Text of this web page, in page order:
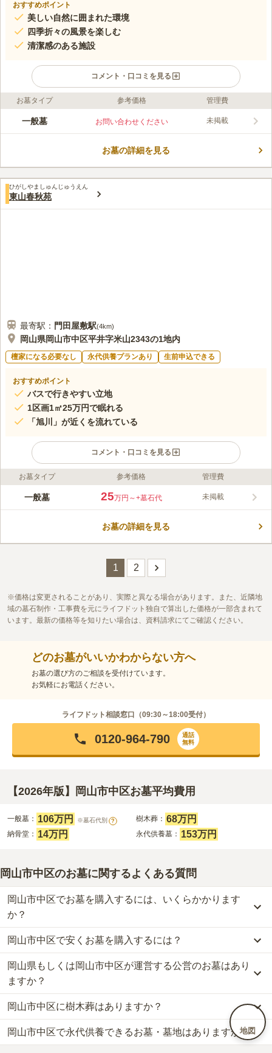
地図
おすすめポイント
美しい自然に囲まれた環境
四季折々の風景を楽しむ
清潔感のある施設
コメント・口コミを見る
口コミ評価
この霊園はまだ誰からも評価されていません。
お墓タイプ 参考価格 管理費
一般墓 お問い合わせください 未掲載
お墓の詳細を見る
ひがしやましゅんじゅうえん
東山春秋苑
最寄駅： 門田屋敷駅(4km)
岡山県岡山市中区平井字米山2343の1地内
檀家になる必要なし 永代供養プランあり 生前申込できる
おすすめポイント
バスで行きやすい立地
1区画1㎡25万円で眠れる
「旭川」が近くを流れている
コメント・口コミを見る
ライフドット編集部のコメント
国道2号線から住宅街に入った場所にあり、アクセスが良いので
墓石を建てられるので、納得のいく形で永遠に眠ることができま
2.8 口コミ
れととても静かであまり人がいないのでゆっくりとお話しする時間があり
ます。
口コミの続きを読む
お墓タイプ 参考価格 管理費
一般墓 25万円～+墓石代 未掲載
お墓の詳細を見る
1 2
価格は変更されることがあり、実際と異なる場合があります。また、近隣地
域の墓石制作・工事費を元にライフドット独自で算出した価格が一部含まれて
います。最新の価格等を知りたい場合は、資料請求にてご確認ください。
どのお墓がいいかわからない方へ
お墓の選び方のご相談を受付けています。
お気軽にお電話ください。
ライフドット相談窓口（09:30～18:00受付）
0120-964-790
通話
無料
【2026年版】岡山市中区お墓平均費用
一般墓： 106万円 ※墓石代別 ? 樹木葬： 68万円
納骨堂： 14万円 永代供養墓： 153万円
岡山市中区のお墓に関するよくある質問
岡山市中区でお墓を購入するには、いくらかかります
か？
岡山市中区での購入費用の目安は、一般墓が約271万円、樹木葬が
約68万円、納骨堂が約14万円、永代供養墓が約153万円です。
一般墓を建てる場合は、「永代使用料（土地代）」と「墓石代」の
2つが主な費用となります。
岡山市中区の一般墓の永代使用料の平均は106万円で、墓石代は岡
山県の平均164.8万円です。いずれも区画の広さや墓石の大きさ・
素材によって変わります。
樹木葬・納骨堂・永代供養墓は、基本的に墓石代がかからず、永代
岡山市中区で安くお墓を購入するには？
岡山市中区で一番安価なお墓は、今谷浄心苑の納骨堂で、8万円
らお求めいただけます。
一般的に最も費用を抑えられるのは、他の方のご遺骨と一緒に埋葬
する「合祀墓（ごうしぼ）」と呼ばれるタイプです。個別のお墓に
比べて省スペースで管理の手間がかからないため、費用が安く設定
されています。
価格の目安は、1名あたり5万円〜30万円程度です。
岡山県もしくは岡山市中区が運営する公営のお墓はあり
ますか？
岡山市中区には、岡山県もしくは岡山市中区
が運営する公営の霊園
が8件あります。
岡山市営 網浜墓地（東山墓地）、岡山市営 海吉墓地、岡山市営 沢
田墓地などが代表的です。
岡山市中区に樹木葬はありますか？
岡山市中区には、4件の樹木葬があります。
詳しくは、岡山市中区の樹木葬の一覧をご覧ください。
岡山市中区で永代供養できるお墓・墓地はありますか？